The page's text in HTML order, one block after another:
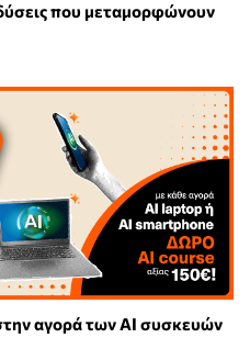
που μεταμορφώνουν
αγορά των AI συσκευών